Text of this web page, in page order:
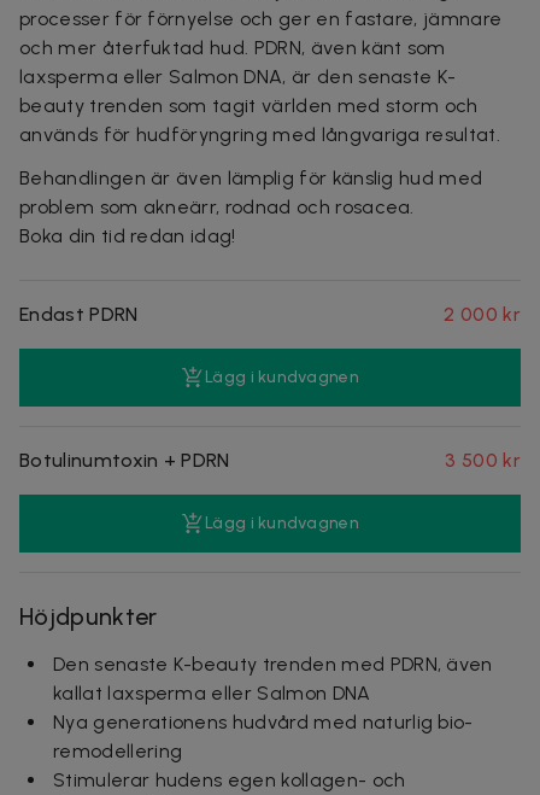
processer för förnyelse och ger en fastare, jämnare
och mer återfuktad hud. PDRN, även känt som
laxsperma eller Salmon DNA, är den senaste K-
beauty trenden som tagit världen med storm och
används för hudföryngring med långvariga resultat.
Behandlingen är även lämplig för känslig hud med
problem som akneärr, rodnad och rosacea.
Boka din tid redan idag!
Endast PDRN 2 000 kr
Lägg i kundvagnen
Botulinumtoxin + PDRN 3 500 kr
Lägg i kundvagnen
Höjdpunkter
Den senaste K-beauty trenden med PDRN, även
kallat laxsperma eller Salmon DNA
Nya generationens hudvård med naturlig bio-
remodellering
Stimulerar hudens egen kollagen- och